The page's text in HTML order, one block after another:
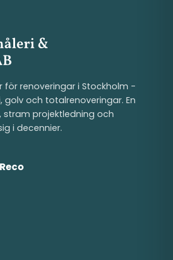
för renoveringar i Stockholm -
golv och totalrenoveringar. En
stram projektledning och
i decennier.